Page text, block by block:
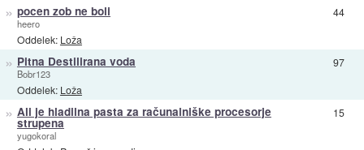
» pocen zob ne boli
heero
Oddelek: Loža
44
» Pitna Destilirana voda
Bobr123
Oddelek: Loža
97
» Ali je hladilna pasta za računalniške procesorje
strupena
yugokoral
15